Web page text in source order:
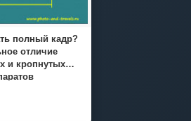
полный кадр?
отличие
и кропнутых